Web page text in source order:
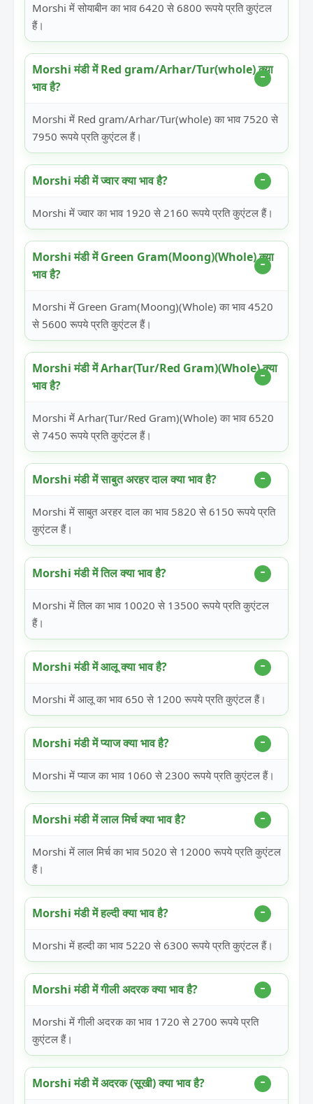
Morshi में सोयाबीन का भाव 6420 से 6800 रूपये प्रति कुएंटल
हैं।
Morshi मंडी में Red gram/Arhar/Tur(whole) क्या
भाव है?
Morshi में Red gram/Arhar/Tur(whole) का भाव 7520 से
7950 रूपये प्रति कुएंटल हैं।
Morshi मंडी में ज्वार क्या भाव है?
Morshi में ज्वार का भाव 1920 से 2160 रूपये प्रति कुएंटल हैं।
Morshi मंडी में Green Gram(Moong)(Whole) क्या
भाव है?
Morshi में Green Gram(Moong)(Whole) का भाव 4520
से 5600 रूपये प्रति कुएंटल हैं।
Morshi मंडी में Arhar(Tur/Red Gram)(Whole) क्या
भाव है?
Morshi में Arhar(Tur/Red Gram)(Whole) का भाव 6520
से 7450 रूपये प्रति कुएंटल हैं।
Morshi मंडी में साबुत अरहर दाल क्या भाव है?
Morshi में साबुत अरहर दाल का भाव 5820 से 6150 रूपये प्रति
कुएंटल हैं।
Morshi मंडी में तिल क्या भाव है?
Morshi में तिल का भाव 10020 से 13500 रूपये प्रति कुएंटल
हैं।
Morshi मंडी में आलू क्या भाव है?
Morshi में आलू का भाव 650 से 1200 रूपये प्रति कुएंटल हैं।
Morshi मंडी में प्याज क्या भाव है?
Morshi में प्याज का भाव 1060 से 2300 रूपये प्रति कुएंटल हैं।
Morshi मंडी में लाल मिर्च क्या भाव है?
Morshi में लाल मिर्च का भाव 5020 से 12000 रूपये प्रति कुएंटल
हैं।
Morshi मंडी में हल्दी क्या भाव है?
Morshi में हल्दी का भाव 5220 से 6300 रूपये प्रति कुएंटल हैं।
Morshi मंडी में गीली अदरक क्या भाव है?
Morshi में गीली अदरक का भाव 1720 से 2700 रूपये प्रति
कुएंटल हैं।
Morshi मंडी में अदरक (सूखी) क्या भाव है?